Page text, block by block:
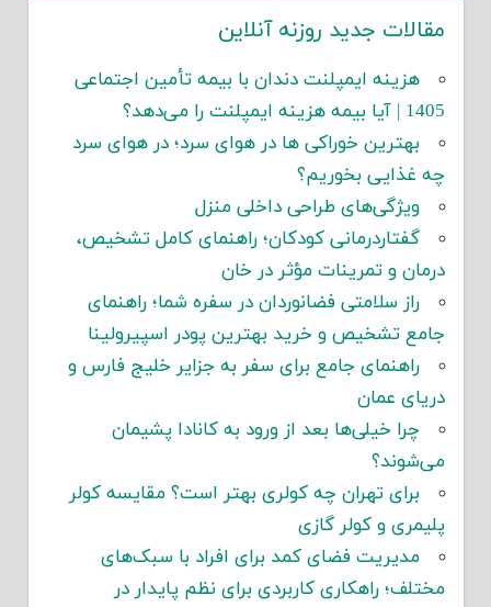
مقالات جدید روزنه آنلاین
هزینه ایمپلنت دندان با بیمه تأمین اجتماعی
1405 | آیا بیمه هزینه ایمپلنت را می‌دهد؟
بهترین خوراکی ها در هوای سرد؛ در هوای سرد
چه غذایی بخوریم؟
ویژگی‌های طراحی داخلی منزل
گفتاردرمانی کودکان؛ راهنمای کامل تشخیص،
درمان و تمرینات مؤثر در خان
راز سلامتی فضانوردان در سفره شما؛ راهنمای
جامع تشخیص و خرید بهترین پودر اسپیرولینا
راهنمای جامع برای سفر به جزایر خلیج فارس و
دریای عمان
چرا خیلی‌ها بعد از ورود به کانادا پشیمان
می‌شوند؟
برای تهران چه کولری بهتر است؟ مقایسه کولر
پلیمری و کولر گازی
مدیریت فضای کمد برای افراد با سبک‌های
مختلف؛ راهکاری کاربردی برای نظم پایدار در